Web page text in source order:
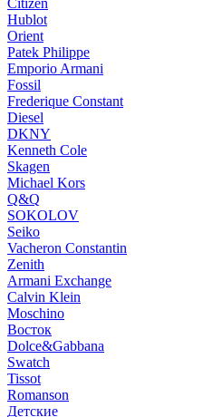
Citizen
Hublot
Orient
Patek Philippe
Emporio Armani
Fossil
Frederique Constant
Diesel
DKNY
Kenneth Cole
Skagen
Michael Kors
Q&Q
SOKOLOV
Seiko
Vacheron Constantin
Zenith
Armani Exchange
Calvin Klein
Moschino
Восток
Dolce&Gabbana
Swatch
Tissot
Romanson
Детские